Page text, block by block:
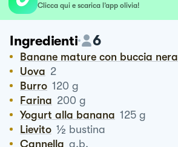
Clicca qui e scarica l’app olivia!
Ingredienti 6
Banane mature con buccia nera
Uova 2
Burro 120 g
Farina 200 g
Yogurt alla banana 125 g
Lievito ½ bustina
Cannella q.b.